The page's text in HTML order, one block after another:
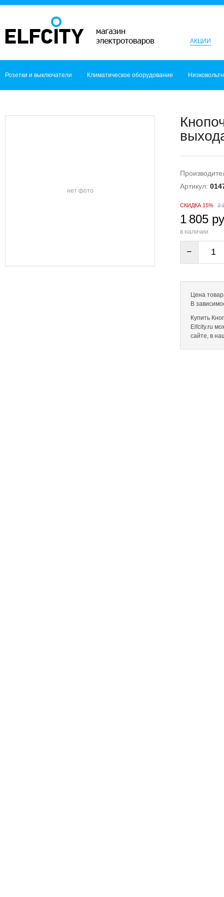
АКЦИИ
Розетки и выключатели Климатическое оборудование
нет фото
Артикул:
СКИДКА 15% 2
1 805
в наличии
−
Цена
В
Купить
Elfcity.ru
сайте, в